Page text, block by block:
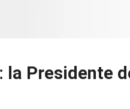
la Presidente